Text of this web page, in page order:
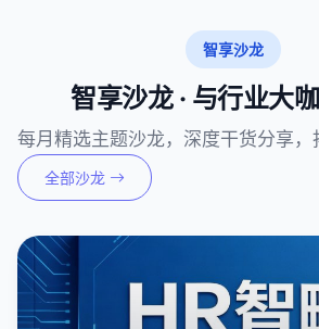
智享沙龙
智享沙龙 · 与行业大
每月精选主题沙龙，深度干货分享，
全部沙龙